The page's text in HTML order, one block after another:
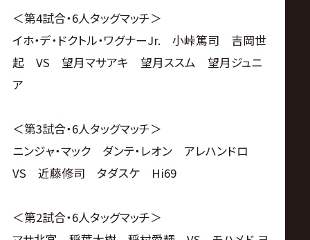
＜第4試合・6人タッグマッチ＞
イホ・デ・ドクトル・ワグナーJr. 小峠篤司 吉岡世
起 VS 望月マサアキ 望月ススム 望月ジュニ
ア
＜第3試合・6人タッグマッチ＞
ニンジャ・マック ダンテ・レオン アレハンドロ
VS 近藤修司 タダスケ Hi69
＜第2試合・6人タッグマッチ＞